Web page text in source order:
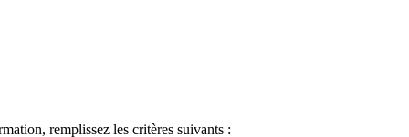
remplissez les critères suivants :